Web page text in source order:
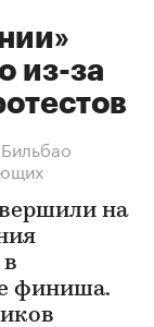
из-за
на
в
финиша.